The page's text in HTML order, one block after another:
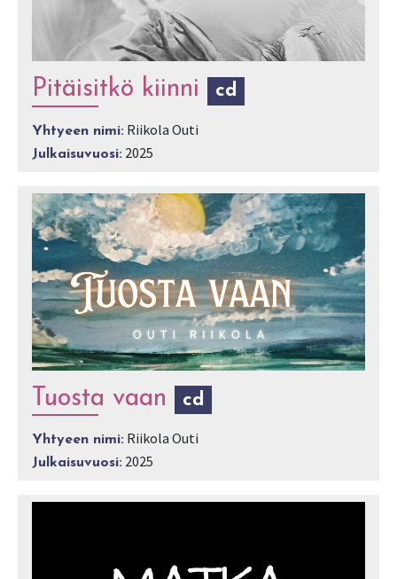
Pitäisitkö kiinni cd
Yhtyeen nimi: Riikola Outi
Julkaisuvuosi: 2025
Tuosta vaan cd
Yhtyeen nimi: Riikola Outi
Julkaisuvuosi: 2025